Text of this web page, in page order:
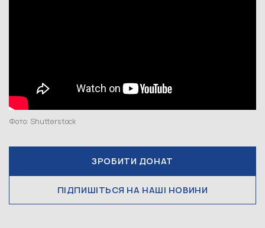
Фото: Shutterstock
ЗРОБИТИ ДОНАТ
ПІДПИШІТЬСЯ НА НАШІ НОВИНИ